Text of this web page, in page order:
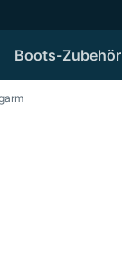
Boots-Zubehör